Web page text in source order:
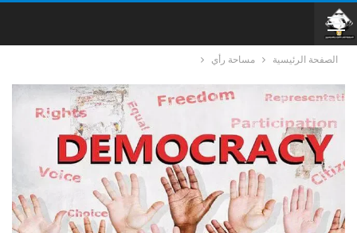
الصفحة الرئيسية مساحة رأي